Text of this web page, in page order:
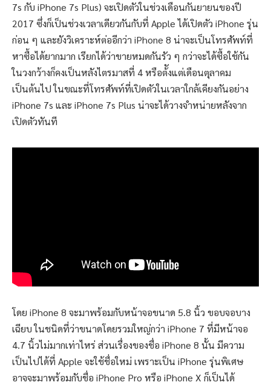
7s กับ iPhone 7s Plus) จะเปิดตัวในช่วงเดือนกันยายนของปี
2017 ซึ่งก็เป็นช่วงเวลาเดียวกันกับที่ Apple ได้เปิดตัว iPhone รุ่น
ก่อน ๆ และยังวิเคราะห์ต่ออีกว่า iPhone 8 น่าจะเป็นโทรศัพท์ที่
หาซื้อได้ยากมาก เรียกได้ว่าขายหมดกันรัว ๆ กว่าจะได้ซื้อใช้กัน
ในวงกว้างก็คงเป็นหลังไตรมาสที่ 4 หรือต้ังแต่เดือนตุลาคม
เป็นต้นไป ในขณะที่โทรศัพท์ที่เปิดตัวในเวลาใกล้เคียงกันอย่าง
iPhone 7s และ iPhone 7s Plus น่าจะได้วางจำหน่ายหลังจาก
เปิดตัวทันที
โดย iPhone 8 จะมาพร้อมกับหน้าจอขนาด 5.8 นิ้ว ขอบจอบาง
เฉียบ ในชนิดที่ว่าขนาดโดยรวมใหญ่กว่า iPhone 7 ที่มีหน้าจอ
4.7 นิ้วไม่มากเท่าไหร่ ส่วนเรื่องของชื่อ iPhone 8 นั้น มีความ
เป็นไปได้ที่ Apple จะใช้ชื่อใหม่ เพราะเป็น iPhone รุ่นพิเศษ
อาจจะมาพร้อมกับชื่อ iPhone Pro หรือ iPhone X ก็เป็นได้